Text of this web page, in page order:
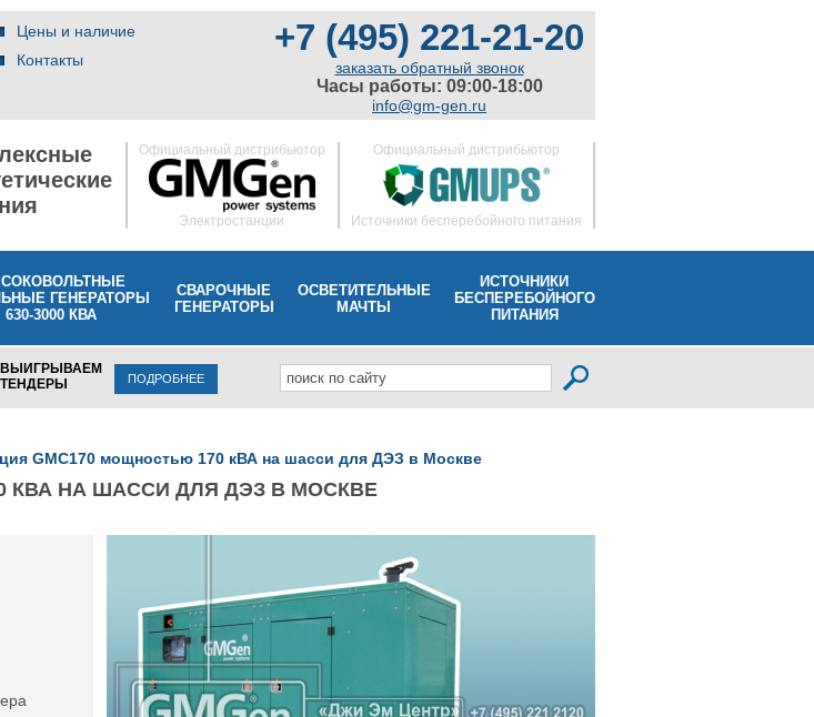
Цены и наличие
Контакты
+7 (495) 221-21-20
заказать обратный звонок
Часы работы: 09:00-18:00
info@gm-gen.ru
Официальный дистрибьютор
Электростанции
Официальный дистрибьютор
Источники бесперебойного питания
ГЕНЕРАТОРЫ
630-3000 КВА
СВАРОЧНЫЕ
ГЕНЕРАТОРЫ
ОСВЕТИТЕЛЬНЫЕ
МАЧТЫ
ИСТОЧНИКИ
БЕСПЕРЕБОЙНОГО
ПИТАНИЯ
ВЫИГРЫВАЕМ
ТЕНДЕРЫ
ПОДРОБНЕЕ
GMC170 мощностью 170 кВА на шасси для ДЭЗ в Москве
КВА НА ШАССИ ДЛЯ ДЭЗ В МОСКВЕ